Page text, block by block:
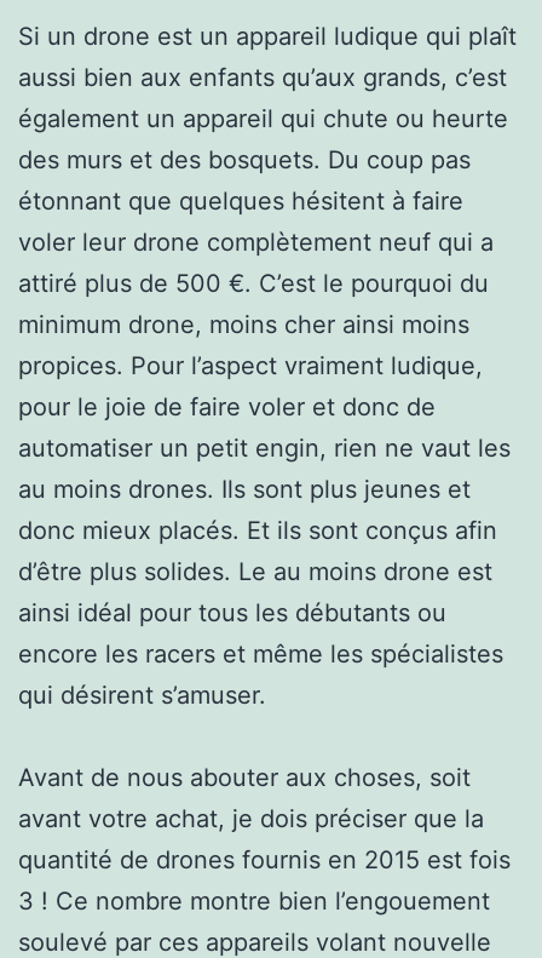
Si un drone est un appareil ludique qui plaît
aussi bien aux enfants qu’aux grands, c’est
également un appareil qui chute ou heurte
des murs et des bosquets. Du coup pas
étonnant que quelques hésitent à faire
voler leur drone complètement neuf qui a
attiré plus de 500 €. C’est le pourquoi du
minimum drone, moins cher ainsi moins
propices. Pour l’aspect vraiment ludique,
pour le joie de faire voler et donc de
automatiser un petit engin, rien ne vaut les
au moins drones. Ils sont plus jeunes et
donc mieux placés. Et ils sont conçus afin
d’être plus solides. Le au moins drone est
ainsi idéal pour tous les débutants ou
encore les racers et même les spécialistes
qui désirent s’amuser.
Avant de nous abouter aux choses, soit
avant votre achat, je dois préciser que la
quantité de drones fournis en 2015 est fois
3 ! Ce nombre montre bien l’engouement
soulevé par ces appareils volant nouvelle